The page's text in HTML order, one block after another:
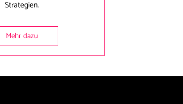
Strategien.
Mehr dazu